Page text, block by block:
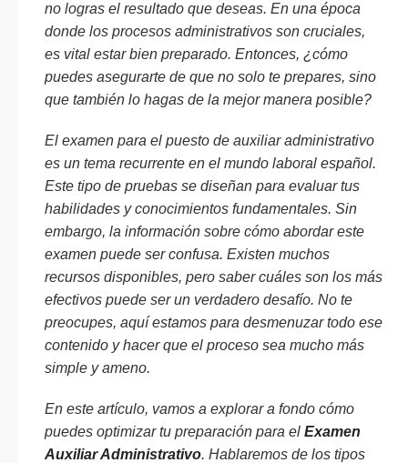
no logras el resultado que deseas. En una época
donde los procesos administrativos son cruciales,
es vital estar bien preparado. Entonces, ¿cómo
puedes asegurarte de que no solo te prepares, sino
que también lo hagas de la mejor manera posible?
El examen para el puesto de auxiliar administrativo
es un tema recurrente en el mundo laboral español.
Este tipo de pruebas se diseñan para evaluar tus
habilidades y conocimientos fundamentales. Sin
embargo, la información sobre cómo abordar este
examen puede ser confusa. Existen muchos
recursos disponibles, pero saber cuáles son los más
efectivos puede ser un verdadero desafío. No te
preocupes, aquí estamos para desmenuzar todo ese
contenido y hacer que el proceso sea mucho más
simple y ameno.
En este artículo, vamos a explorar a fondo cómo
puedes optimizar tu preparación para el Examen
Auxiliar Administrativo. Hablaremos de los tipos